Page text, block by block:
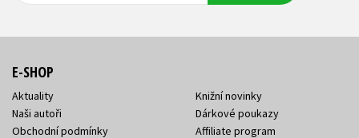
E-SHOP
Aktuality
Naši autoři
Obchodní podmínky
Knižní novinky
Dárkové poukazy
Affiliate program